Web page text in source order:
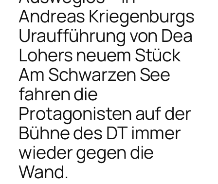
Andreas Kriegenburgs
Uraufführung von Dea
Lohers neuem Stück
Am Schwarzen See
fahren die
Protagonisten auf der
Bühne des DT immer
wieder gegen die
Wand.